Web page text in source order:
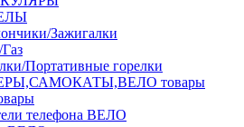
Зажигалки
Портативные горелки
товары
телефона ВЕЛО